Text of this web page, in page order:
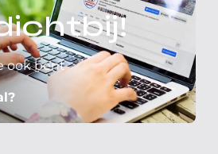
ook bent